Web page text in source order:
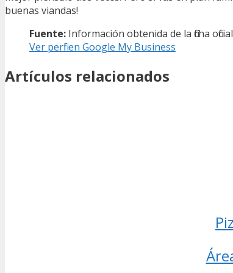
buenas viandas!
Fuente: Información obtenida de la ficha
Ver perfil en Google My Business
Artículos relacionados